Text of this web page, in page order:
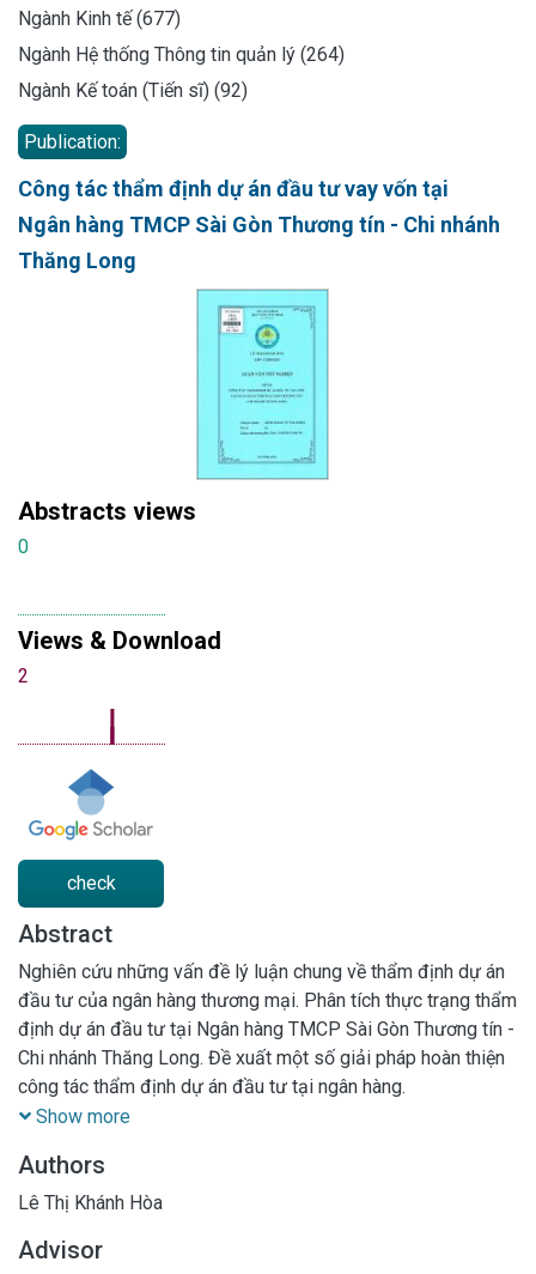
Ngành Kinh tế (677)
Ngành Hệ thống Thông tin quản lý (264)
Ngành Kế toán (Tiến sĩ) (92)
Publication:
Công tác thẩm định dự án đầu tư vay vốn tại
Ngân hàng TMCP Sài Gòn Thương tín - Chi nhánh
Thăng Long
Abstracts views
0
Views & Download
2
check
Abstract
Nghiên cứu những vấn đề lý luận chung về thẩm định dự án
đầu tư của ngân hàng thương mại. Phân tích thực trạng thẩm
định dự án đầu tư tại Ngân hàng TMCP Sài Gòn Thương tín -
Chi nhánh Thăng Long. Đề xuất một số giải pháp hoàn thiện
công tác thẩm định dự án đầu tư tại ngân hàng.
Show more
Authors
Lê Thị Khánh Hòa
Advisor